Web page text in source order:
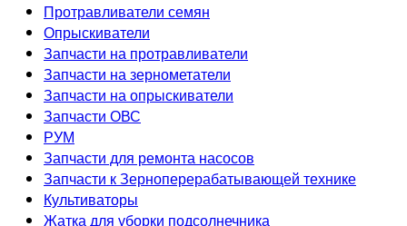
Протравливатели семян
Опрыскиватели
Запчасти на протравливатели
Запчасти на зернометатели
Запчасти на опрыскиватели
Запчасти ОВС
РУМ
Запчасти для ремонта насосов
Запчасти к Зерноперерабатывающей технике
Культиваторы
Жатка для уборки подсолнечника